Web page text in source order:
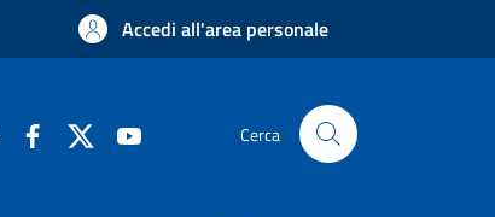
Accedi all'area personale
Cerca